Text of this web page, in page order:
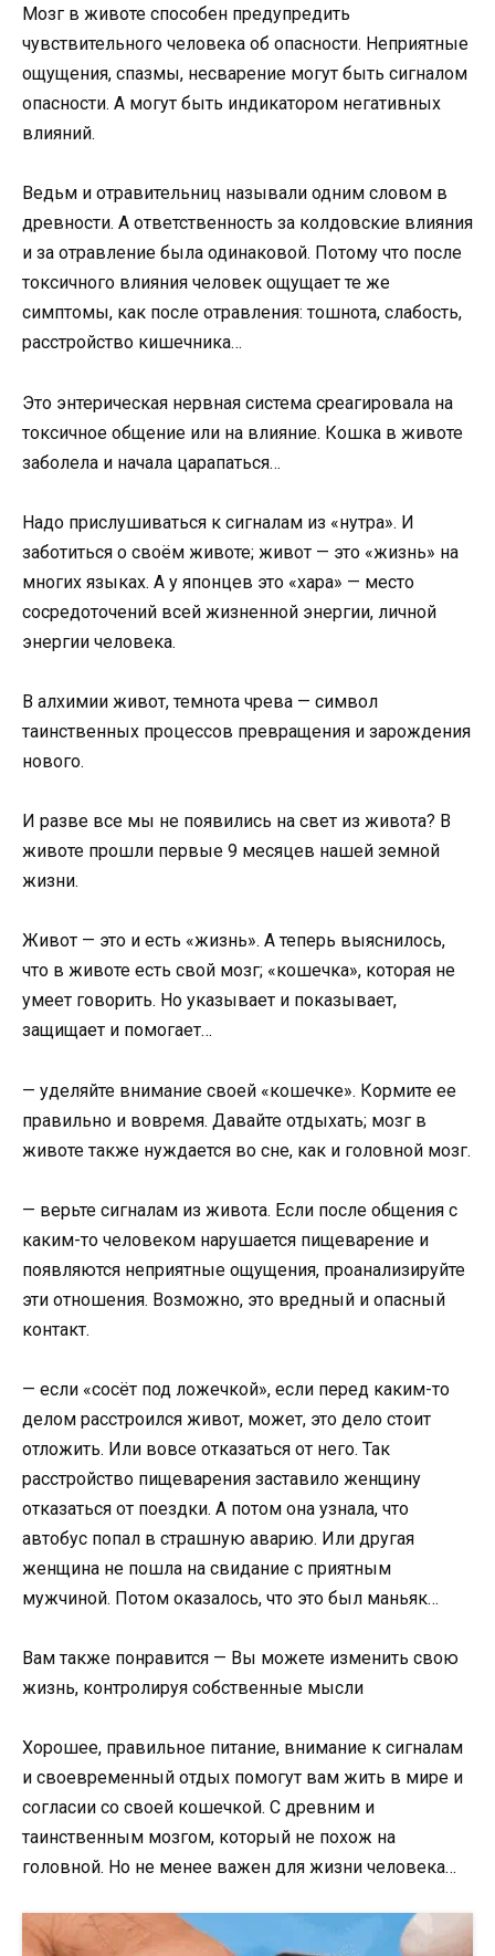
Мозг в животе способен предупредить
чувствительного человека об опасности. Неприятные
ощущения, спазмы, несварение могут быть сигналом
опасности. А могут быть индикатором негативных
влияний.
Ведьм и отравительниц называли одним словом в
древности. А ответственность за колдовские влияния
и за отравление была одинаковой. Потому что после
токсичного влияния человек ощущает те же
симптомы, как после отравления: тошнота, слабость,
расстройство кишечника…
Это энтерическая нервная система среагировала на
токсичное общение или на влияние. Кошка в животе
заболела и начала царапаться…
Надо прислушиваться к сигналам из «нутра». И
заботиться о своём животе; живот — это «жизнь» на
многих языках. А у японцев это «хара» — место
сосредоточений всей жизненной энергии, личной
энергии человека.
В алхимии живот, темнота чрева — символ
таинственных процессов превращения и зарождения
нового.
И разве все мы не появились на свет из живота? В
животе прошли первые 9 месяцев нашей земной
жизни.
Живот — это и есть «жизнь». А теперь выяснилось,
что в животе есть свой мозг; «кошечка», которая не
умеет говорить. Но указывает и показывает,
защищает и помогает…
— уделяйте внимание своей «кошечке». Кормите ее
правильно и вовремя. Давайте отдыхать; мозг в
животе также нуждается во сне, как и головной мозг.
— верьте сигналам из живота. Если после общения с
каким-то человеком нарушается пищеварение и
появляются неприятные ощущения, проанализируйте
эти отношения. Возможно, это вредный и опасный
контакт.
— если «сосёт под ложечкой», если перед каким-то
делом расстроился живот, может, это дело стоит
отложить. Или вовсе отказаться от него. Так
расстройство пищеварения заставило женщину
отказаться от поездки. А потом она узнала, что
автобус попал в страшную аварию. Или другая
женщина не пошла на свидание с приятным
мужчиной. Потом оказалось, что это был маньяк…
Вам также понравится — Вы можете изменить свою
жизнь, контролируя собственные мысли
Хорошее, правильное питание, внимание к сигналам
и своевременный отдых помогут вам жить в мире и
согласии со своей кошечкой. С древним и
таинственным мозгом, который не похож на
головной. Но не менее важен для жизни человека…